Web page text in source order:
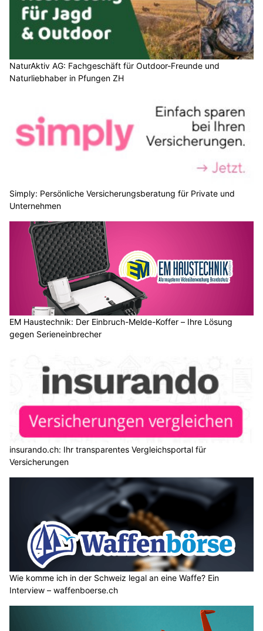
NaturAktiv AG: Fachgeschäft für Outdoor-Freunde und
Naturliebhaber in Pfungen ZH
Simply: Persönliche Versicherungsberatung für Private und
Unternehmen
EM Haustechnik: Der Einbruch-Melde-Koffer – Ihre Lösung
gegen Serieneinbrecher
insurando.ch: Ihr transparentes Vergleichsportal für
Versicherungen
Wie komme ich in der Schweiz legal an eine Waffe? Ein
Interview – waffenboerse.ch